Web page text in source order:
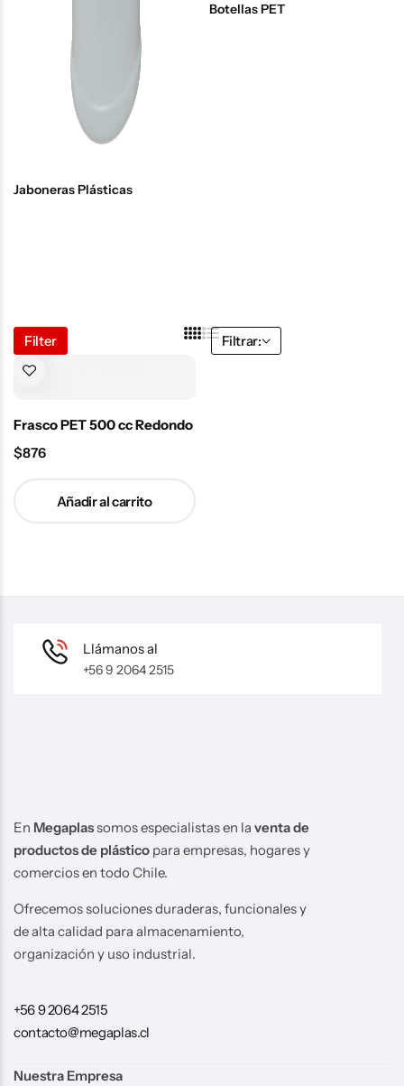
Jaboneras Plásticas
Botellas PET
Filter Filtrar:
Frasco PET 500 cc Redondo
$876
Añadir al carrito
Llámanos al
+56 9 2064 2515
En Megaplassomos especialistas en la venta de
productos de plástico para empresas, hogares y
comercios en todo Chile.
Ofrecemos soluciones duraderas, funcionales y
de alta calidad para almacenamiento,
organización y uso industrial.
+56 9 2064 2515
contacto@megaplas.cl
Nuestra Empresa